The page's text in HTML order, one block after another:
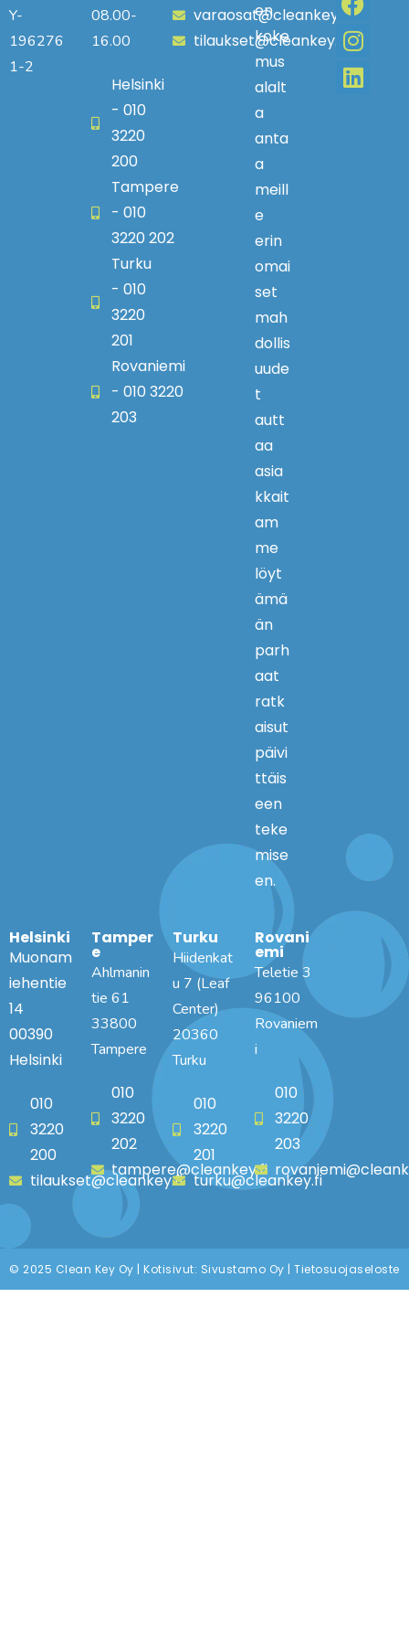
Y-
196276
1-2
08.00-
16.00
Helsinki
- 010
3220
200
Tampere
- 010
3220 202
Turku
- 010
3220
201
Rovaniemi
- 010 3220
203
varaosat@cleankey.fi
tilaukset@cleankey.fi
en
koke
mus
alalt
a
anta
a
meill
e
erin
omai
set
mah
dollis
uude
t
autt
aa
asia
kkait
am
me
löyt
ämä
än
parh
aat
ratk
aisut
päivi
ttäis
een
teke
mise
en.
Helsinki
Muonam
iehentie
14
00390
Helsinki
010
3220
200
tilaukset@cleankey.fi
Tamper
e
Ahlmanin
tie 61
33800
Tampere
010
3220
202
tampere@cleankey.fi
Turku
Hiidenkat
u 7 (Leaf
Center)
20360
Turku
010
3220
201
turku@cleankey.fi
Rovani
emi
Teletie 3
96100
Rovaniem
i
010
3220
203
© 2025 Clean Key Oy | Kotisivut: Sivustamo Oy |Tietosuojaseloste